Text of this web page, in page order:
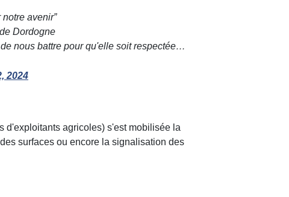
avenir”
Dordogne
nous battre pour qu'elle soit respectée…
2024
d'exploitants agricoles) s'est mobilisée la
surfaces ou encore la signalisation des